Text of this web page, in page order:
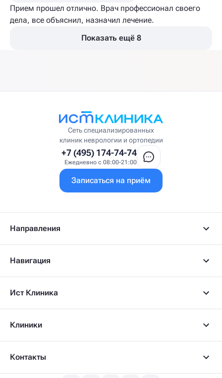
Прием прошел отлично. Врач профессионал своего
дела, все объяснил, назначил лечение.
Показать ещё 8
Сеть специализированных
клиник неврологии и ортопедии
+7 (495) 174-74-74
Ежедневно с 08:00-21:00
Записаться на приём
Направления
Навигация
Ист Клиника
Клиники
Контакты